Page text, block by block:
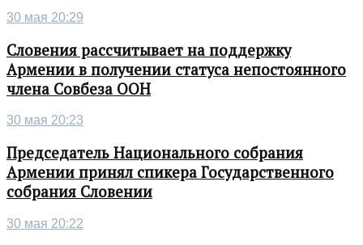
30 мая 20:29
Словения рассчитывает на поддержку
Армении в получении статуса непостоянного
члена Совбеза ООН
30 мая 20:23
Председатель Национального собрания
Армении принял спикера Государственного
собрания Словении
30 мая 20:22